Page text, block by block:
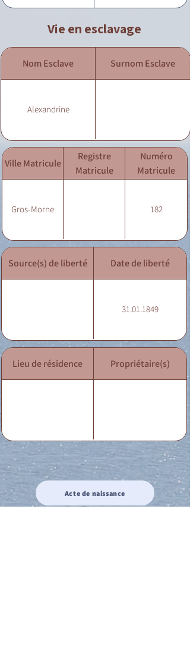
Vie en esclavage
Nom Esclave Surnom Esclave
Alexandrine
Ville Matricule
Registre
Matricule
Numéro
Matricule
Gros-Morne 182
Source(s) de liberté Date de liberté
31.01.1849
Lieu de résidence Propriétaire(s)
Acte de naissance